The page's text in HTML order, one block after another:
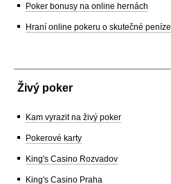
Poker bonusy na online hernách
Hraní online pokeru o skutečné peníze
Živý poker
Kam vyrazit na živý poker
Pokerové karty
King's Casino Rozvadov
King's Casino Praha